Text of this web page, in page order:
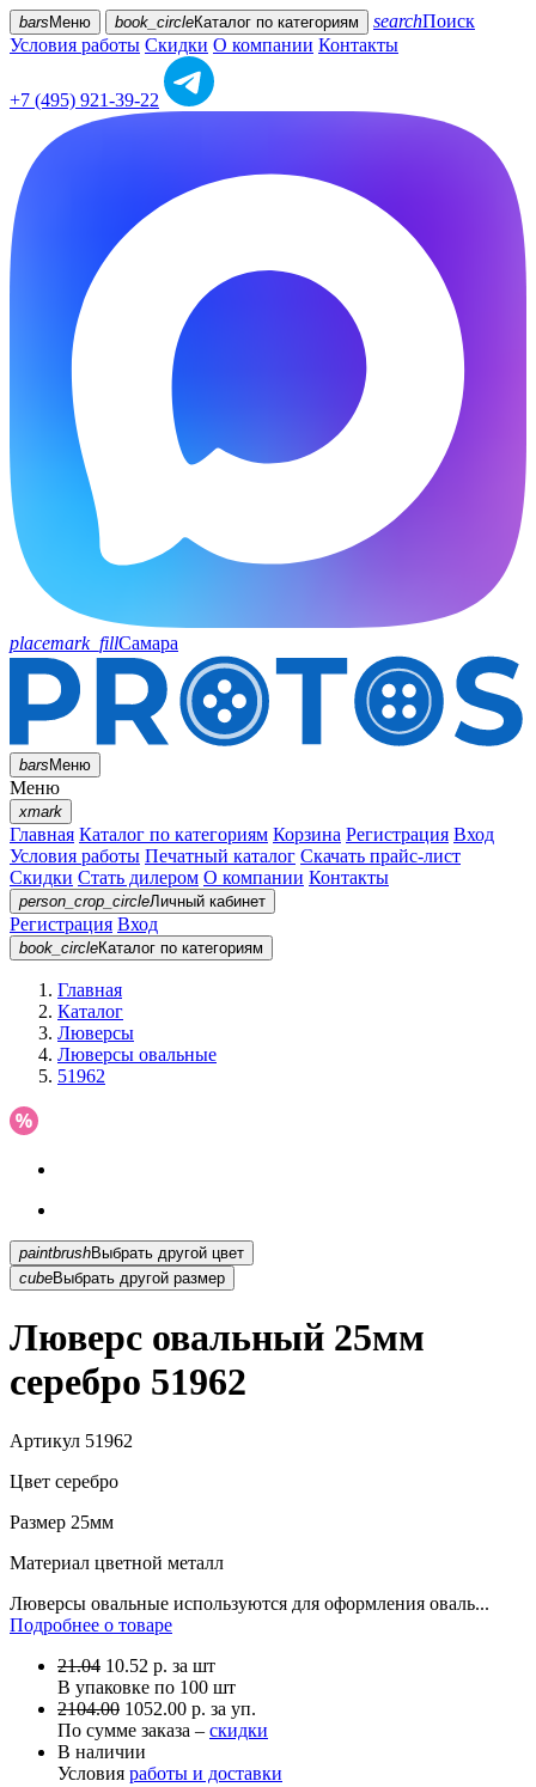
bars Меню book_circleКаталог по категориям searchПоиск
Условия работы Скидки О компании Контакты
+7 (495) 921-39-22
placemark_fillСамара
barsМеню
Меню
xmark
Главная Каталог по категориям Корзина Регистрация Вход
Условия работы Печатный каталог Скачать прайс-лист
Скидки Стать дилером О компании Контакты
person_crop_circleЛичный кабинет
Регистрация Вход
book_circleКаталог по категориям
Главная
Каталог
Люверсы
Люверсы овальные
51962
paintbrush
Выбрать другой цвет
cubeВыбрать другой размер
Люверс овальный 25мм
серебро 51962
Артикул 51962
Цвет серебро
Размер 25мм
Материал цветной металл
Люверсы овальные используются для оформления оваль...
Подробнее о товаре
21.04 10.52 р. за шт
В упаковке по 100 шт
2104.00 1052.00 р. за уп.
По сумме заказа – скидки
В наличии
Условия работы и доставки